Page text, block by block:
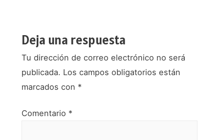
Deja una respuesta
Tu dirección de correo electrónico no será
publicada. Los campos obligatorios están
marcados con *
Comentario *